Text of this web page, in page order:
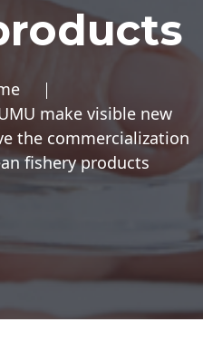
make visible new
the commercialization
fishery products